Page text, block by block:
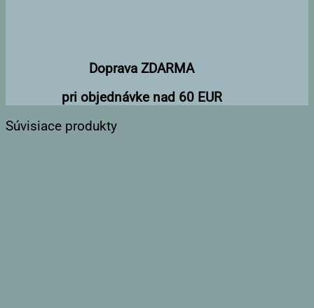
Doprava ZDARMA
pri objednávke nad 60 EUR
Súvisiace produkty